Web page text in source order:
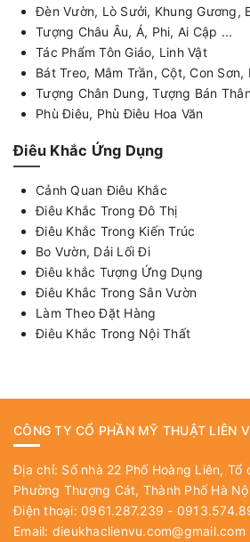
Đèn Vườn, Lò Sưởi, Khung Gương,
Tượng Châu Âu, Á, Phi, Ai Cập ...
Tác Phẩm Tôn Giáo, Linh Vật
Bát Treo, Mâm Trần, Cột, Con Sơn,
Tượng Chân Dung, Tượng Bán
Phù Điêu, Phù Điêu Hoa Văn
Điêu Khắc Ứng Dụng
Cảnh Quan Điêu Khắc
Điêu Khắc Trong Đô Thị
Điêu Khắc Trong Kiến Trúc
Bo Vườn, Dải Lối Đi
Điêu khắc Tượng Ứng Dụng
Điêu Khắc Trong Sân Vườn
Làm Theo Đặt Hàng
Điêu Khắc Trong Nội Thất
CÔNG TY CỔ PHẦN MỸ THUẬT LIÊN
Địa chỉ: Số nhà 22 Phố Hoàng Liên, Tổ
Phường Thượng Cát, Thành Phố Hà
Điện thoại: 0961.287.239 -
Email: dieukhaclienvu.com@gmail.com